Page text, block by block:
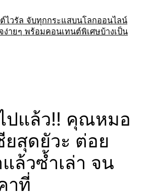
ไวรัล จับทุกกระแสบนโลกออนไลน์
ายๆ พร้อมคอนเทนต์พิเศษบ้างเป็น
ปแล้ว!! คุณหมอ
ยสุดยัวะ ต่อย
ล้วซ้ำเล่า จน
าที่